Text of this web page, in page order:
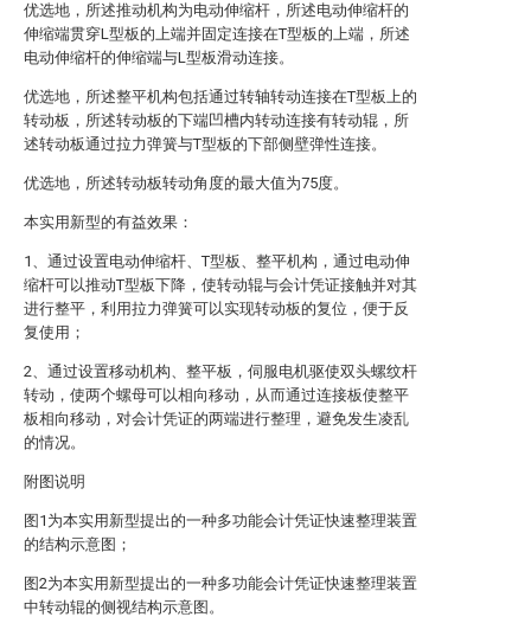
优选地，所述推动机构为电动伸缩杆，所述电动伸缩杆的
伸缩端贯穿L型板的上端并固定连接在T型板的上端，所述
电动伸缩杆的伸缩端与L型板滑动连接。
优选地，所述整平机构包括通过转轴转动连接在T型板上的
转动板，所述转动板的下端凹槽内转动连接有转动辊，所
述转动板通过拉力弹簧与T型板的下部侧壁弹性连接。
优选地，所述转动板转动角度的最大值为75度。
本实用新型的有益效果：
1、通过设置电动伸缩杆、T型板、整平机构，通过电动伸
缩杆可以推动T型板下降，使转动辊与会计凭证接触并对其
进行整平，利用拉力弹簧可以实现转动板的复位，便于反
复使用；
2、通过设置移动机构、整平板，伺服电机驱使双头螺纹杆
转动，使两个螺母可以相向移动，从而通过连接板使整平
板相向移动，对会计凭证的两端进行整理，避免发生凌乱
的情况。
附图说明
图1为本实用新型提出的一种多功能会计凭证快速整理装置
的结构示意图；
图2为本实用新型提出的一种多功能会计凭证快速整理装置
中转动辊的侧视结构示意图。